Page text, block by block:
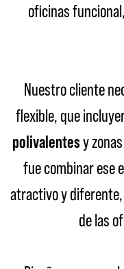
oficinas
Nuestro cliente
flexible, que
polivalentesy
fue combinar ese
atractivo y
de las